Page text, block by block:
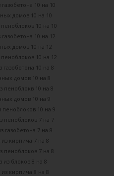
10 на 10
домов 10 на 10
10 на 10
10 на 12
домов 10 на 12
10 на 12
10 на 8
домов 10 на 8
пеноблокв 10 на 8
домов 10 на 9
10 на 9
пеноблоков 7 на 7
газобетона 7 на 8
кирпича 7 на 8
пеноблоков 7 на 8
блоков 8 на 8
кирпича 8 на 8